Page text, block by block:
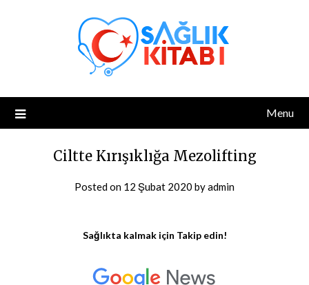
Menu
Ciltte Kırışıklığa Mezolifting
Posted on 12 Şubat 2020 byadmin
Sağlıkta kalmak için Takip edin!